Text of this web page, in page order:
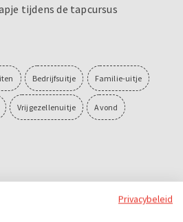
tijdens de tapcursus
Bedrijfsuitje Familie-uitje
Vrijgezellenuitje Avond
Privacybeleid